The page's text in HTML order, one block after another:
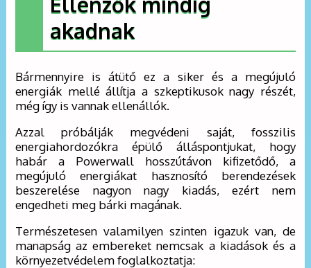
akadnak
Bármennyire is átütő ez a siker és a megújuló
energiák mellé állítja a szkeptikusok nagy részét,
még így is vannak ellenállók.
Azzal próbálják megvédeni saját, fosszilis
energiahordozókra épülő álláspontjukat, hogy
habár a Powerwall hosszútávon kifizetődő, a
megújuló energiákat hasznosító berendezések
beszerelése nagyon nagy kiadás, ezért nem
engedheti meg bárki magának.
Természetesen valamilyen szinten igazuk van, de
manapság az embereket nemcsak a kiadások és a
környezetvédelem foglalkoztatja: